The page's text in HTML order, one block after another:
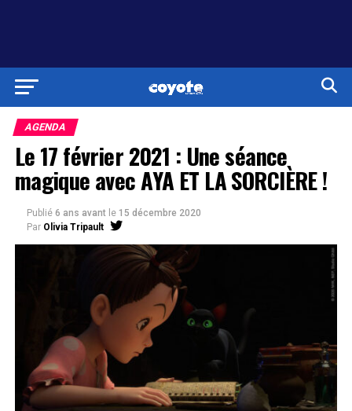
AGENDA
Le 17 février 2021 : Une séance
magique avec AYA ET LA SORCIÈRE !
Publié 6 ans avant le 15 décembre 2020
Par Olivia Tripault